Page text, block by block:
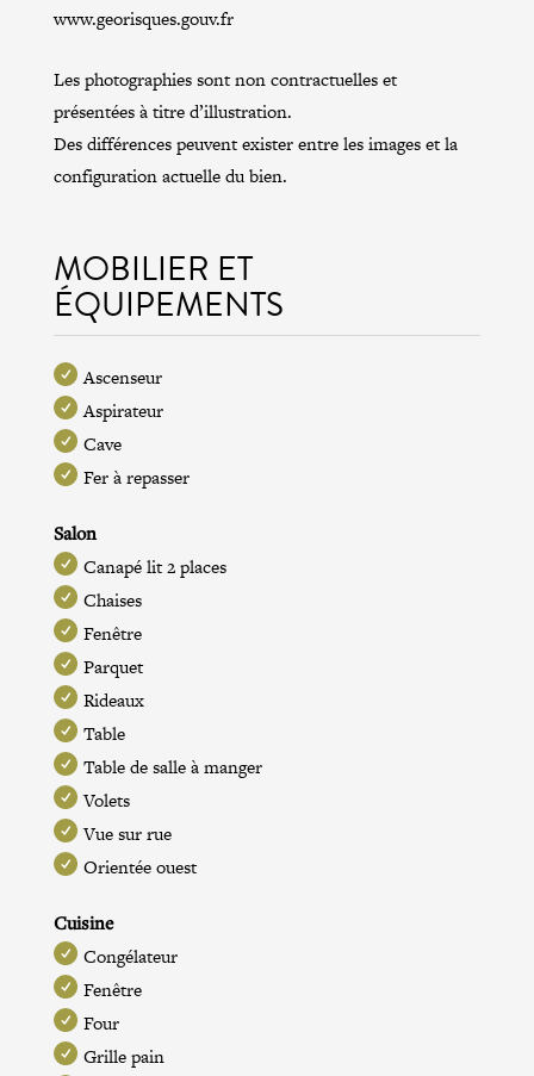
www.georisques.gouv.fr
Les photographies sont non contractuelles et
présentées à titre d’illustration.
Des différences peuvent exister entre les images et la
configuration actuelle du bien.
MOBILIER ET
ÉQUIPEMENTS
Ascenseur
Aspirateur
Cave
Fer à repasser
Salon
Canapé lit 2 places
Chaises
Fenêtre
Parquet
Rideaux
Table
Table de salle à manger
Volets
Vue sur rue
Orientée ouest
Cuisine
Congélateur
Fenêtre
Four
Grille pain